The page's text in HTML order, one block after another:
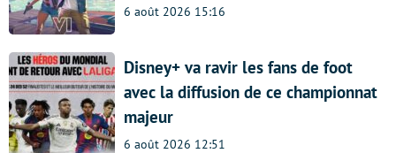
6 août 2026 15:16
Disney+ va ravir les fans de foot
avec la diffusion de ce championnat
majeur
6 août 2026 12:51